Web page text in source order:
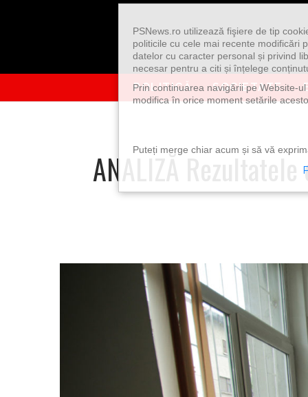
POLITICĂ SOCIETATE
ANALIZĂ
PSNews.ro utilizează fişiere de tip
politicile cu cele mai recente modificări
datelor cu caracter personal și privind
necesar pentru a citi și înțelege
Prin continuarea navigării pe Website-
modifica în orice moment setările
Puteți merge chiar acum și să vă